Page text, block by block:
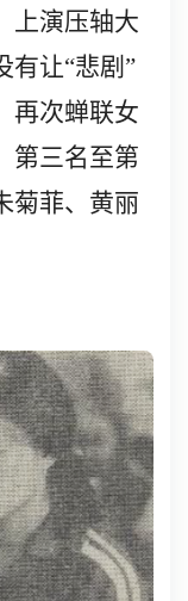
上演压轴大
有让“悲剧”
再次蝉联女
第三名至第
菊菲、黄丽